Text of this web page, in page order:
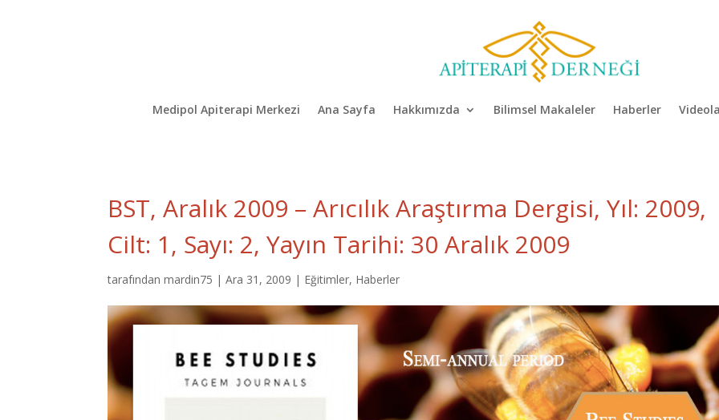
Medipol Apiterapi Merkezi Ana Sayfa Hakkımızda Bilimsel Makaleler Haberler
BST, Aralık 2009 – Arıcılık Araştırma Dergisi, Yıl: 2009,
Cilt: 1, Sayı: 2, Yayın Tarihi: 30 Aralık 2009
tarafındanmardin75 |Ara 31, 2009 | Eğitimler, Haberler